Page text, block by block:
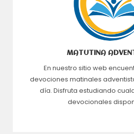
MATUTINA
En nuestro sitio web
devociones matinales
día. Disfruta estudiando
devocionales